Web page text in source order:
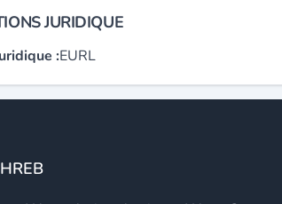
JURIDIQUE
:EURL